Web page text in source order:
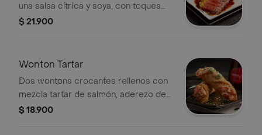
una salsa cítrica y soya, con toques
de ajonjolí, jengibre y togarashi. Una
$ 21.900
Wonton Tartar
Dos wontons crocantes rellenos con
mezcla tartar de salmón, aderezo de
cilantro, mayonesa sriracha, ajonjolí y
$ 18.900